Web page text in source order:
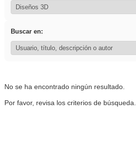
Buscar en:
No se ha encontrado ningún resultado.
Por favor, revisa los criterios de búsqueda.